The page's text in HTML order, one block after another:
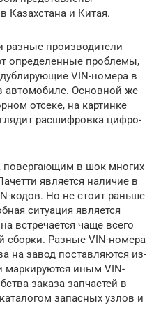
Казахстана и Китая.
разные производители
определенные проблемы,
VIN-номера в
автомобиле. Основной же
отсеке, на картинке
расшифровка цифро-
в шок многих
является наличие в
кодов. Но не стоит раньше
ситуация является
встречается чаще всего
сборки. Разные VIN-номера
на завод поставляются из-
маркируются иным VIN-
заказа запчастей в
запасных узлов и